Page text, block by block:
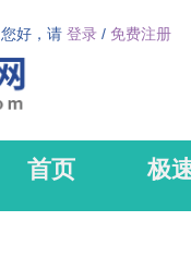
您好，请 登录 / 免费注册
首页 极